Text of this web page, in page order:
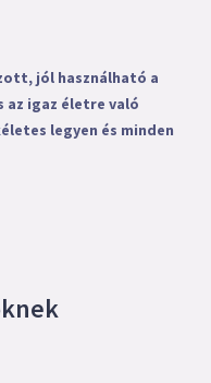
jól használható a
az igaz életre való
legyen és minden